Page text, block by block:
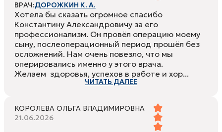
ВРАЧ:ДОРОЖКИН К. А.
Хотела бы сказать огромное спасибо
Константину Александровичу за его
профессионализм. Он провёл операцию моему
сыну, послеоперационный период прошёл без
осложнений. Нам очень повезло, что мы
оперировались именно у этого врача.
Желаем здоровья, успехов в работе и хор...
ЧИТАТЬ ДАЛЕЕ
КОРОЛЕВА ОЛЬГА ВЛАДИМИРОВНА
21.06.2026